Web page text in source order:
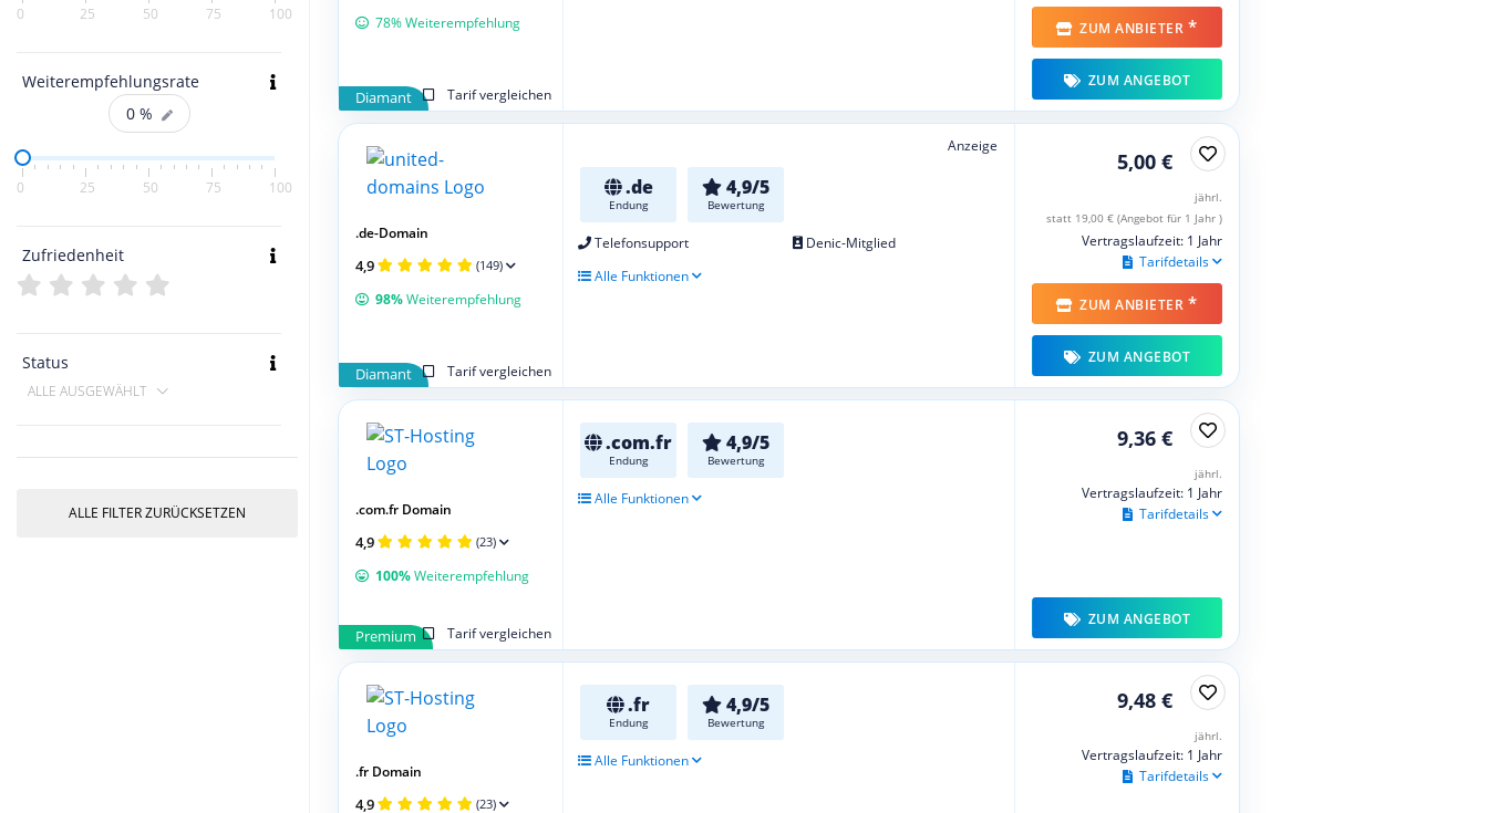
0 25 50 75 100
Weiterempfehlungsrate
0 %
0 25 50 75 100
Zufriedenheit
Status
ALLE AUSGEWÄHLT
ALLE FILTER ZURÜCKSETZEN
Diamant Tarif vergleichen
78% Weiterempfehlung ZUM ANBIETER *
ZUM ANGEBOT
Anzeige
.de
Endung
4,9/5
Bewertung
Telefonsupport
Denic-Mitglied
Alle Funktionen
Diamant Tarif vergleichen
.de-Domain
4,9 (149)
98%Weiterempfehlung
5,00 €
jährl.
statt 19,00 € (Angebot für 1 Jahr )
Vertragslaufzeit: 1 Jahr
Tarifdetails
ZUM ANBIETER *
ZUM ANGEBOT
.com.fr
Endung
4,9/5
Bewertung
Alle Funktionen
Premium Tarif vergleichen
.com.fr Domain
4,9 (23)
100%Weiterempfehlung
9,36 €
jährl.
Vertragslaufzeit: 1 Jahr
Tarifdetails
ZUM ANGEBOT
.fr
Endung
4,9/5
Bewertung
Alle Funktionen
.fr Domain
4,9 (23)
9,48 €
jährl.
Vertragslaufzeit: 1 Jahr
Tarifdetails